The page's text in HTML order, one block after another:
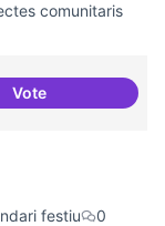
comunitaris
VoteVilaveïna
festiu
0